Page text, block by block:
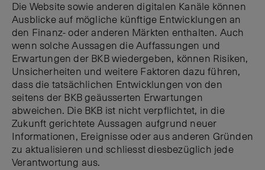
Die Website sowie anderen digitalen Kanäle können
Ausblicke auf mögliche künftige Entwicklungen an
den Finanz- oder anderen Märkten enthalten. Auch
wenn solche Aussagen die Auffassungen und
Erwartungen der BKB wiedergeben, können Risiken,
Unsicherheiten und weitere Faktoren dazu führen,
dass die tatsächlichen Entwicklungen von den
seitens der BKB geäusserten Erwartungen
abweichen. Die BKB ist nicht verpflichtet, in die
Zukunft gerichtete Aussagen aufgrund neuer
Informationen, Ereignisse oder aus anderen Gründen
zu aktualisieren und schliesst diesbezüglich jede
Verantwortung aus.